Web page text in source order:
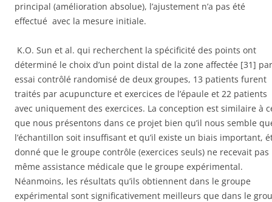
principal (amélioration absolue), l’ajustement n’a pas été
effectué avec la mesure initiale.
K.O. Sun et al. qui recherchent la spécificité des points ont
déterminé le choix d’un point distal de la zone affectée [31]
essai contrôlé randomisé de deux groupes, 13 patients furent
traités par acupuncture et exercices de l’épaule et 22 patients
avec uniquement des exercices. La conception est similaire à
que nous présentons dans ce projet bien qu’il nous semble
l’échantillon soit insuffisant et qu’il existe un biais important,
donné que le groupe contrôle (exercices seuls) ne recevait pas
même assistance médicale que le groupe expérimental.
Néanmoins, les résultats qu’ils obtiennent dans le groupe
expérimental sont significativement meilleurs que dans le